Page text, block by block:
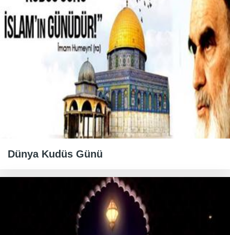
Dünya Kudüs Günü